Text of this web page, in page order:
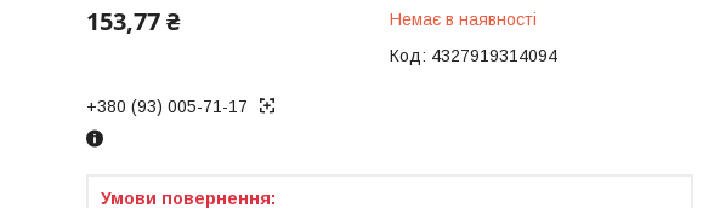
153,77 ₴
Немає в наявності
Код: 4327919314094
+380 (93) 005-71-17